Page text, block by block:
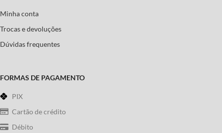
Minha conta
Trocas e devoluções
Dúvidas frequentes
FORMAS DE PAGAMENTO
PIX
Cartão de crédito
Débito